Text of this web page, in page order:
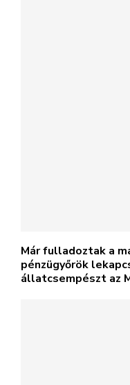
Már fulladoztak a
pénzügyőrök
állatcsempészt az